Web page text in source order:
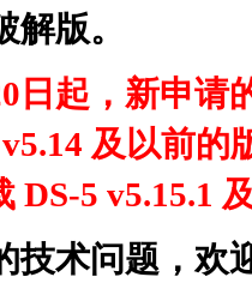
版。
日起，新申
及以前
DS-5 v5.15.1
技术问题，